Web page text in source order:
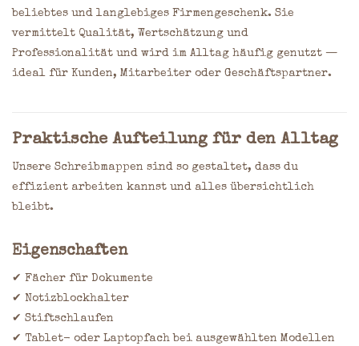
beliebtes und langlebiges Firmengeschenk. Sie
vermittelt Qualität, Wertschätzung und
Professionalität und wird im Alltag häufig genutzt —
ideal für Kunden, Mitarbeiter oder Geschäftspartner.
Praktische Aufteilung für den Alltag
Unsere Schreibmappen sind so gestaltet, dass du
effizient arbeiten kannst und alles übersichtlich
bleibt.
Eigenschaften
✔ Fächer für Dokumente
✔ Notizblockhalter
✔ Stiftschlaufen
✔ Tablet- oder Laptopfach bei ausgewählten Modellen